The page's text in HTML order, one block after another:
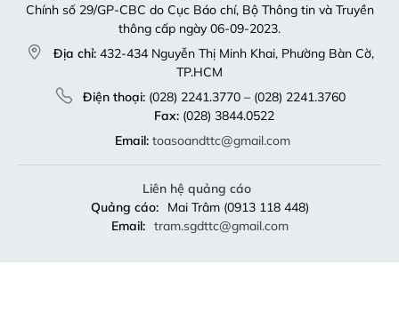
Chính số 29/GP-CBC do Cục Báo chí, Bộ Thông tin và Truyền
thông cấp ngày 06-09-2023.
Địa chỉ: 432-434 Nguyễn Thị Minh Khai, Phường Bàn Cờ,
TP.HCM
Điện thoại:(028) 2241.3770 – (028) 2241.3760
Fax:(028) 3844.0522
Email: toasoandttc@gmail.com
Liên hệ quảng cáo
Quảng cáo:
Mai Trâm (0913 118 448)
Email: tram.sgdttc@gmail.com